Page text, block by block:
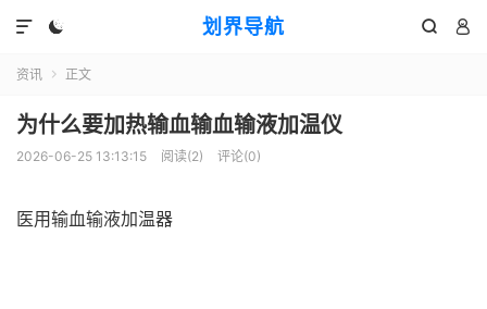
划界导航
  

资讯  正文
为什么要加热输血输血输液加温仪
2026-06-25 13:13:15 阅读(2) 评论(0)
医用输血输液加温器